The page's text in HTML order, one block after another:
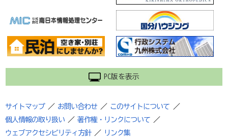
PC版を表示
サイトマップ ／ お問い合わせ ／ このサイトについて
／
個人情報の取り扱い
／ 著作権・リンクについて
／
ウェブアクセシビリティ方針
／ リンク集